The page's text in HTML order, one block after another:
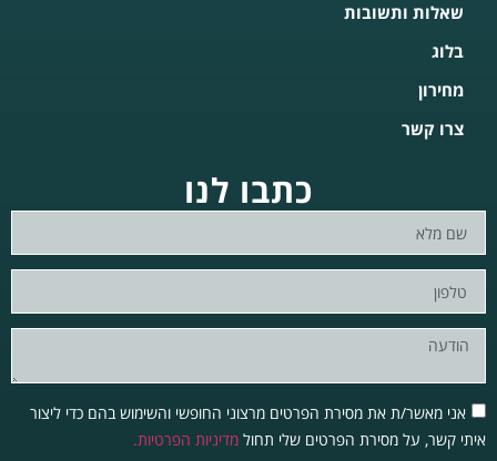
שאלות ותשובות
בלוג
מחירון
צרו קשר
כתבו לנו
אני מאשר/ת את מסירת הפרטים מרצוני החופשי והשימוש בהם כדי ליצור
איתי קשר, על מסירת הפרטים שלי תחול מדיניות הפרטיות.